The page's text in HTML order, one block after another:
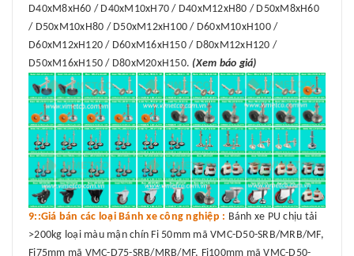
D40xM8xH60 / D40xM10xH70 / D40xM12xH80 / D50xM8xH60
/ D50xM10xH80 / D50xM12xH100 / D60xM10xH100 /
D60xM12xH120 / D60xM16xH150 / D80xM12xH120 /
D50xM16xH150 / D80xM20xH150. (Xem báo giá)
9::Giá bán các loại Bánh xe công nghiệp : Bánh xe PU chịu tải
>200kg loại màu mận chín Fi 50mm mã VMC-D50-SRB/MRB/MF,
Fi75mm mã VMC-D75-SRB/MRB/MF, Fi100mm mã VMC-D50-